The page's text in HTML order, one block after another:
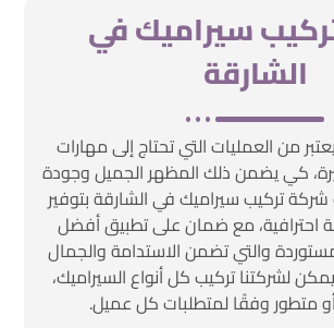
سيراميك في
الشارقة
من العمليات التي تحتاج إلى مهارات
كي يضمن ذلك المظهر الجميل وجودة
شركة تركيب سيراميك في الشارقة بتوفير
احترافية، مع ضمان على تطبيق أفضل
والتي تضمن الاستدامة والجمال
لشركتنا تركيب كل أنواع السيراميك،
متطور وفقًا لمتطلبات كل عميل.